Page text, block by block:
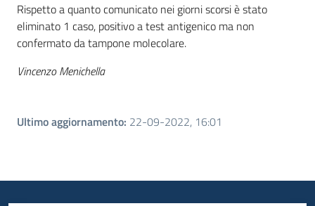
Rispetto a quanto comunicato nei giorni scorsi è stato
eliminato 1 caso, positivo a test antigenico ma non
confermato da tampone molecolare.
Vincenzo Menichella
Ultimo aggiornamento: 22-09-2022, 16:01